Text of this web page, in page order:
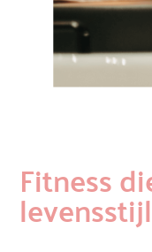
Fitness
levensstijl